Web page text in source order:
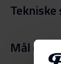
Mål og